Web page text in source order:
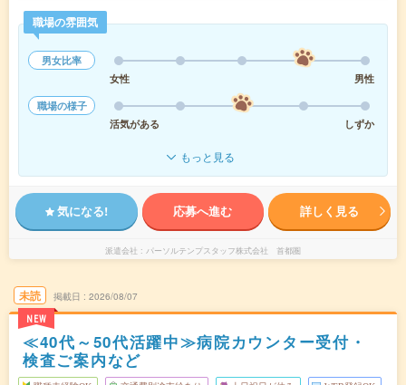
職場の雰囲気
男女比率
女性
男性
職場の様子
活気がある
しずか
もっと見る
気になる! 応募へ進む 詳しく見る
派遣会社 パーソルテンプスタッフ株式会社 首都圏
未読
NEW
掲載日 2026/08/07
≪40代～50代活躍中≫病院カウンター受付・
検査ご案内など